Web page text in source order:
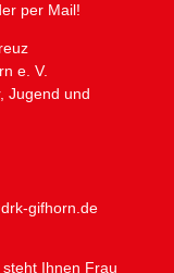
per Mail!
e. V.
Jugend und
gifhorn.de
Ihnen Frau